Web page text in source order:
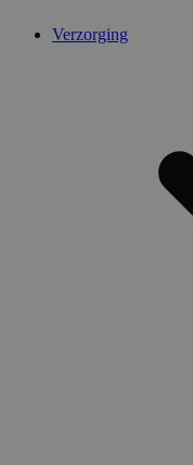
Verzorging